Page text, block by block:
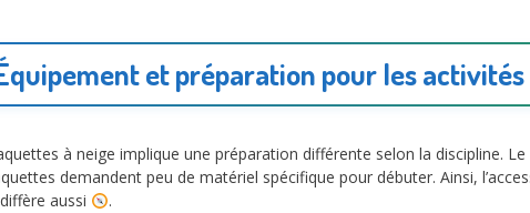
et préparation pour les
à neige implique une préparation différente selon la discipline.
demandent peu de matériel spécifique pour débuter. Ainsi,
aussi
.